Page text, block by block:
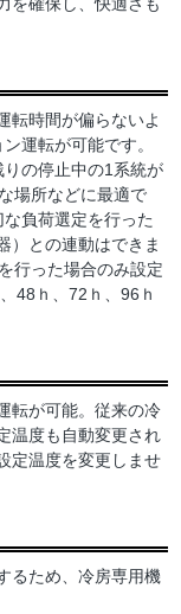
転時間が偏らないよ
運転が可能です。
の停止中の1系統が
場所などに最適で
負荷選定を行った
）との連動はできま
行った場合のみ設定
48ｈ、72ｈ、96ｈ
転が可能。従来の冷
温度も自動変更され
定温度を変更しませ
るため、冷房専用機